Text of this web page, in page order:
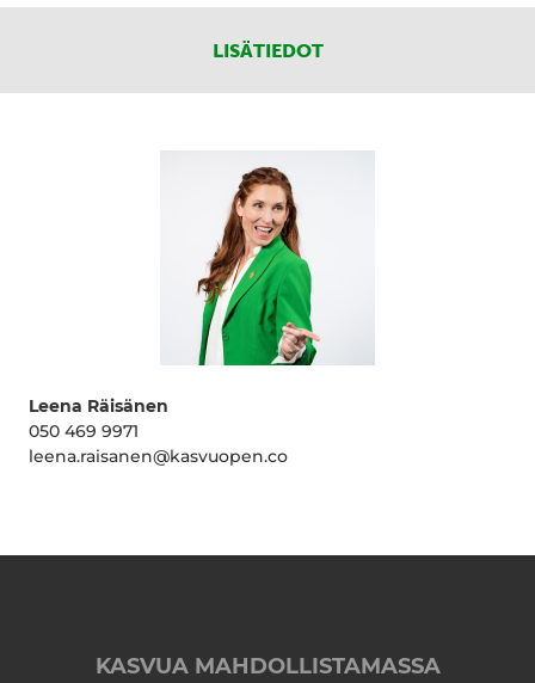
LISÄTIEDOT
Leena Räisänen
050 469 9971
leena.raisanen@kasvuopen.co
KASVUA MAHDOLLISTAMASSA